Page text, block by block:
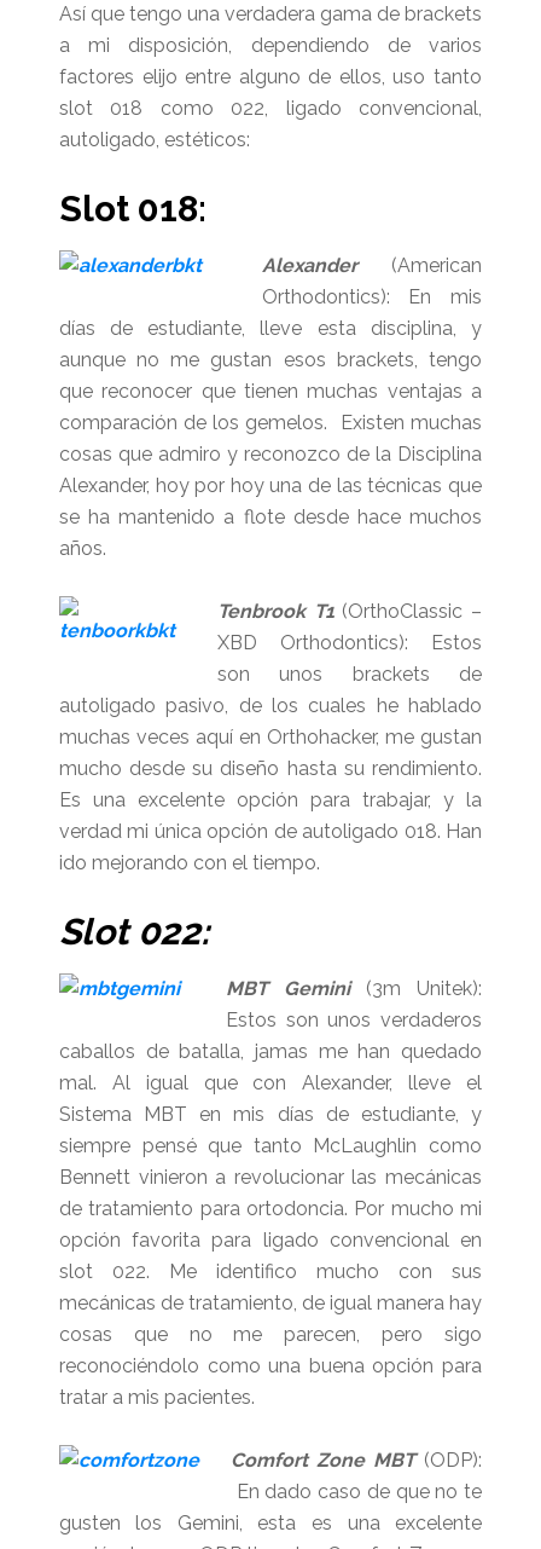
Así que tengo una verdadera gama de brackets
a mi disposición, dependiendo de varios
factores elijo entre alguno de ellos, uso tanto
slot 018 como 022, ligado convencional,
autoligado, estéticos:
Slot 018:
Alexander
(American
Orthodontics): En mis
días de estudiante, lleve esta disciplina, y
aunque no me gustan esos brackets, tengo
que reconocer que tienen muchas ventajas a
comparación de los gemelos. Existen muchas
cosas que admiro y reconozco de la Disciplina
Alexander, hoy por hoy una de las técnicas que
se ha mantenido a flote desde hace muchos
años.
Tenbrook T1 (OrthoClassic –
XBD Orthodontics): Estos
son unos brackets de
autoligado pasivo, de los cuales he hablado
muchas veces aquí en Orthohacker, me gustan
mucho desde su diseño hasta su rendimiento.
Es una excelente opción para trabajar, y la
verdad mi única opción de autoligado 018. Han
ido mejorando con el tiempo.
Slot 022:
MBT Gemini(3m Unitek):
Estos son unos verdaderos
caballos de batalla, jamas me han quedado
mal. Al igual que con Alexander, lleve el
Sistema MBT en mis días de estudiante, y
siempre pensé que tanto McLaughlin como
Bennett vinieron a revolucionar las mecánicas
de tratamiento para ortodoncia. Por mucho mi
opción favorita para ligado convencional en
slot 022. Me identifico mucho con sus
mecánicas de tratamiento, de igual manera hay
cosas que no me parecen, pero sigo
reconociéndolo como una buena opción para
tratar a mis pacientes.
Comfort Zone MBT(ODP):
En dado caso de que no te
gusten los Gemini, esta es una excelente